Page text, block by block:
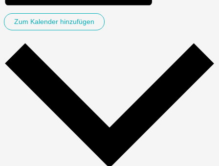
Zum Kalender hinzufügen